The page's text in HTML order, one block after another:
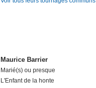
Maurice Barrier
Marié(s) ou presque
L'Enfant de la honte